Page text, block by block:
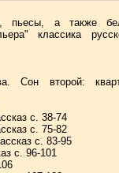
пьесы, а также
классика
Сон второй:
c. 38-74
c. 75-82
c. 83-95
c. 96-101